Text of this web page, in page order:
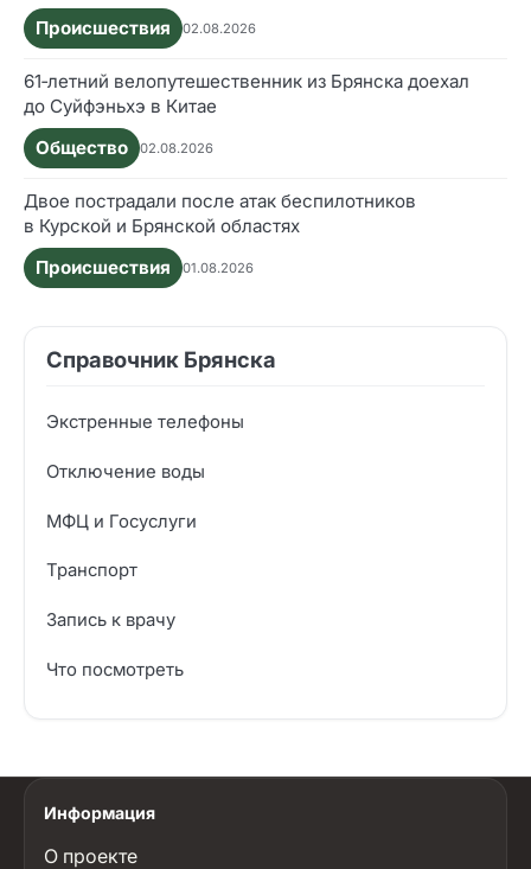
Происшествия
02.08.2026
61‑летний велопутешественник из Брянска доехал
до Суйфэньхэ в Китае
Общество
02.08.2026
Двое пострадали после атак беспилотников
в Курской и Брянской областях
Происшествия
01.08.2026
Справочник Брянска
Экстренные телефоны
Отключение воды
МФЦ и Госуслуги
Транспорт
Запись к врачу
Что посмотреть
Информация
О проекте